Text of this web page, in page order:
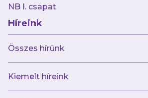
NB I. csapat
Híreink
Összes hírünk
Kiemelt híreink
Kooperációs szerződést
FC és a BVSC